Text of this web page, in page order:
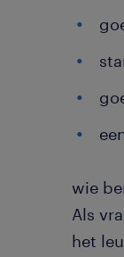
wie
Als
het